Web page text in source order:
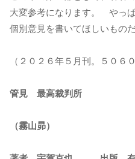
大変参考になります。 やっ
個別意見を書いてほしいもの
（２０２６年５月刊。５０６０
管見 最高裁判所
（霧山昴）